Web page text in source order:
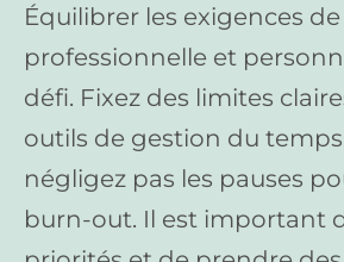
Équilibrer les exigences de
professionnelle et
défi. Fixez des limites
outils de gestion du
négligez pas les pauses
burn-out. Il est important